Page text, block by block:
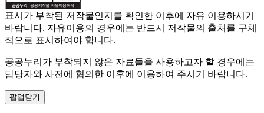
표시가 부착된 저작물인지를 확인한 이후에 자유 이용하시기
바랍니다. 자유이용의 경우에는 반드시 저작물의 출처를 구체
적으로 표시하여야 합니다.
공공누리가 부착되지 않은 자료들을 사용하고자 할 경우에는
담당자와 사전에 협의한 이후에 이용하여 주시기 바랍니다.
팝업닫기